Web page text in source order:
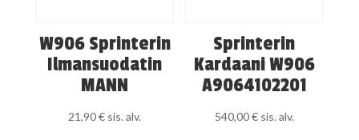
W906 Sprinterin
Ilmansuodatin
MANN
21,90€ sis. alv.
Sprinterin
Kardaani W906
A9064102201
540,00€ sis. alv.